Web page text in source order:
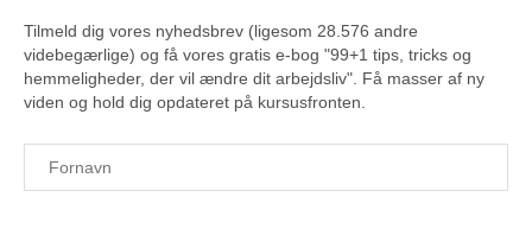
Tilmeld dig vores nyhedsbrev (ligesom 28.576 andre
videbegærlige) og få vores gratis e-bog "99+1 tips, tricks og
hemmeligheder, der vil ændre dit arbejdsliv". Få masser af ny
viden og hold dig opdateret på kursusfronten.